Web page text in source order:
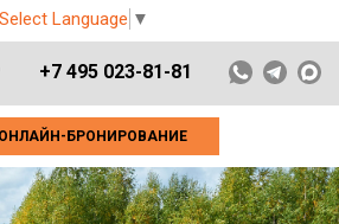
Select Language ▼
+7 495 023-81-81
ОНЛАЙН-БРОНИРОВАНИЕ